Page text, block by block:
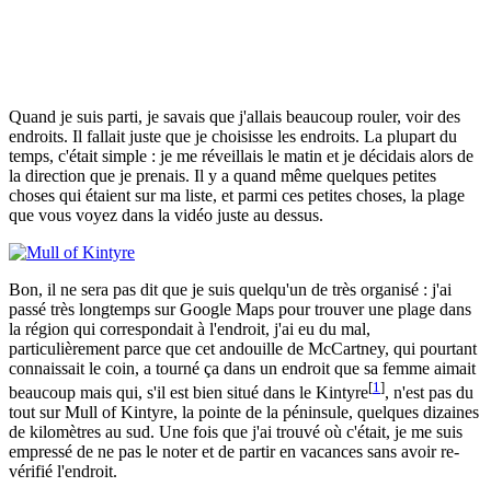
Quand je suis parti, je savais que j'allais beaucoup rouler, voir des
endroits. Il fallait juste que je choisisse les endroits. La plupart du
temps, c'était simple : je me réveillais le matin et je décidais alors de
la direction que je prenais. Il y a quand même quelques petites
choses qui étaient sur ma liste, et parmi ces petites choses, la plage
que vous voyez dans la vidéo juste au dessus.
Bon, il ne sera pas dit que je suis quelqu'un de très organisé : j'ai
passé très longtemps sur Google Maps pour trouver une plage dans
la région qui correspondait à l'endroit, j'ai eu du mal,
particulièrement parce que cet andouille de McCartney, qui pourtant
connaissait le coin, a tourné ça dans un endroit que sa femme aimait
beaucoup mais qui, s'il est bien situé dans le Kintyre[1 ], n'est pas du
tout sur Mull of Kintyre, la pointe de la péninsule, quelques dizaines
de kilomètres au sud. Une fois que j'ai trouvé où c'était, je me suis
empressé de ne pas le noter et de partir en vacances sans avoir re-
vérifié l'endroit.